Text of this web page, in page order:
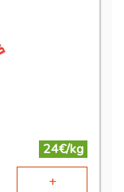
24€/kg
+